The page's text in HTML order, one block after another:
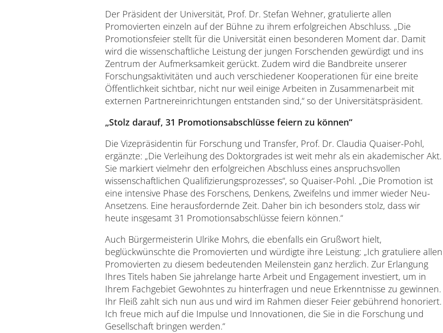
Der Präsident der Universität, Prof. Dr. Stefan Wehner, gratulierte allen
Promovierten einzeln auf der Bühne zu ihrem erfolgreichen Abschluss. „Die
Promotionsfeier stellt für die Universität einen besonderen Moment dar. Damit
wird die wissenschaftliche Leistung der jungen Forschenden gewürdigt und ins
Zentrum der Aufmerksamkeit gerückt. Zudem wird die Bandbreite unserer
Forschungsaktivitäten und auch verschiedener Kooperationen für eine breite
Öffentlichkeit sichtbar, nicht nur weil einige Arbeiten in Zusammenarbeit mit
externen Partnereinrichtungen entstanden sind,“ so der Universitätspräsident.
„Stolz darauf, 31 Promotionsabschlüsse feiern zu können“
Die Vizepräsidentin für Forschung und Transfer, Prof. Dr. Claudia Quaiser-Pohl,
ergänzte: „Die Verleihung des Doktorgrades ist weit mehr als ein akademischer Akt.
Sie markiert vielmehr den erfolgreichen Abschluss eines anspruchsvollen
wissenschaftlichen Qualifizierungsprozesses“, so Quaiser-Pohl. „Die Promotion ist
eine intensive Phase des Forschens, Denkens, Zweifelns und immer wieder Neu-
Ansetzens. Eine herausfordernde Zeit. Daher bin ich besonders stolz, dass wir
heute insgesamt 31 Promotionsabschlüsse feiern können.“
Auch Bürgermeisterin Ulrike Mohrs, die ebenfalls ein Grußwort hielt,
beglückwünschte die Promovierten und würdigte ihre Leistung: „Ich gratuliere allen
Promovierten zu diesem bedeutenden Meilenstein ganz herzlich. Zur Erlangung
Ihres Titels haben Sie jahrelange harte Arbeit und Engagement investiert, um in
Ihrem Fachgebiet Gewohntes zu hinterfragen und neue Erkenntnisse zu gewinnen.
Ihr Fleiß zahlt sich nun aus und wird im Rahmen dieser Feier gebührend honoriert.
Ich freue mich auf die Impulse und Innovationen, die Sie in die Forschung und
Gesellschaft bringen werden.“